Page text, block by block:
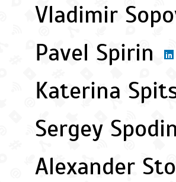
Vladimir
Pavel Spirin
Katerina
Sergey
Alexander